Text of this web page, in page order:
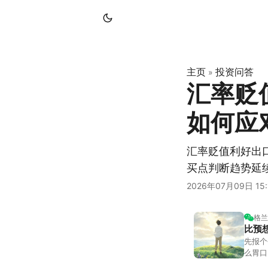
主页 » 投资问答
汇率贬
如何应
汇率贬值利好出
买点判断趋势延
2026年07月09日
格
比预
先报
么胃